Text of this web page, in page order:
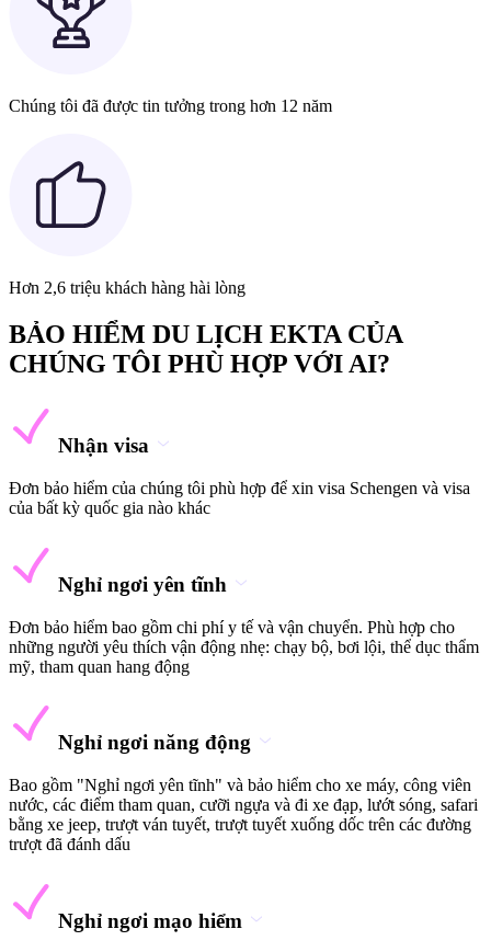
Chúng tôi đã được tin tưởng trong hơn 12 năm
Hơn 2,6 triệu khách hàng hài lòng
BẢO HIỂM DU LỊCH EKTA CỦA
CHÚNG TÔI PHÙ HỢP VỚI AI?
Nhận visa
Đơn bảo hiểm của chúng tôi phù hợp để xin visa Schengen và visa
của bất kỳ quốc gia nào khác
Nghỉ ngơi yên tĩnh
Đơn bảo hiểm bao gồm chi phí y tế và vận chuyển. Phù hợp cho
những người yêu thích vận động nhẹ: chạy bộ, bơi lội, thể dục thẩm
mỹ, tham quan hang động
Nghỉ ngơi năng động
Bao gồm "Nghỉ ngơi yên tĩnh" và bảo hiểm cho xe máy, công viên
nước, các điểm tham quan, cưỡi ngựa và đi xe đạp, lướt sóng, safari
bằng xe jeep, trượt ván tuyết, trượt tuyết xuống dốc trên các đường
trượt đã đánh dấu
Nghỉ ngơi mạo hiểm